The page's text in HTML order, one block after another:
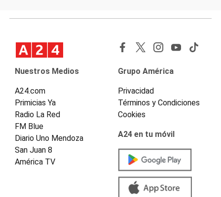
Nuestros Medios
A24.com
Primicias Ya
Radio La Red
FM Blue
Diario Uno Mendoza
San Juan 8
América TV
Grupo América
Privacidad
Términos y Condiciones
Cookies
A24 en tu móvil